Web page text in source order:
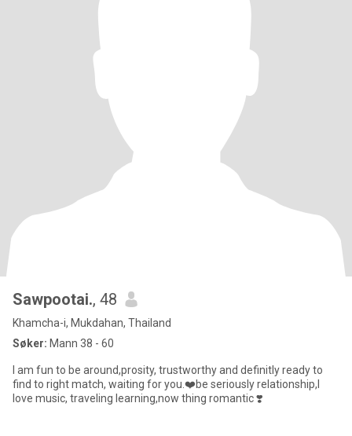
Sawpootai., 48
Khamcha-i, Mukdahan, Thailand
Søker: Mann 38 - 60
I am fun to be around,prosity, trustworthy and definitly ready to
find to right match, waiting for you.❤️be seriously relationship,I
love music, traveling learning,now thing romantic ❣️